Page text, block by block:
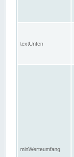
textUnten
minWerteumfang